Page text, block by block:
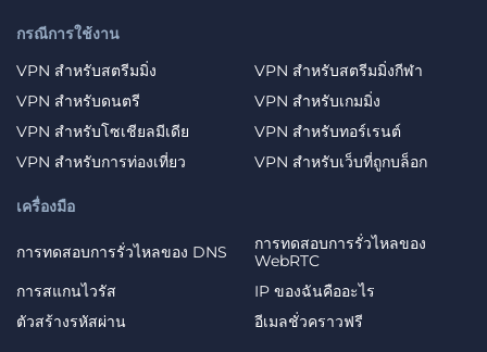
กรณีการใช้งาน
VPN สำหรับสตรีมมิ่ง
VPN สำหรับสตรีมมิ่งกีฬา
VPN สำหรับดนตรี
VPN สำหรับเกมมิ่ง
VPN สำหรับโซเชียลมีเดีย
VPN สำหรับทอร์เรนต์
VPN สำหรับการท่องเที่ยว
VPN สำหรับเว็บที่ถูกบล็อก
เครื่องมือ
การทดสอบการรั่วไหลของ DNS
การทดสอบการรั่วไหลของ
WebRTC
การสแกนไวรัส
IP ของฉันคืออะไร
ตัวสร้างรหัสผ่าน
อีเมลชั่วคราวฟรี